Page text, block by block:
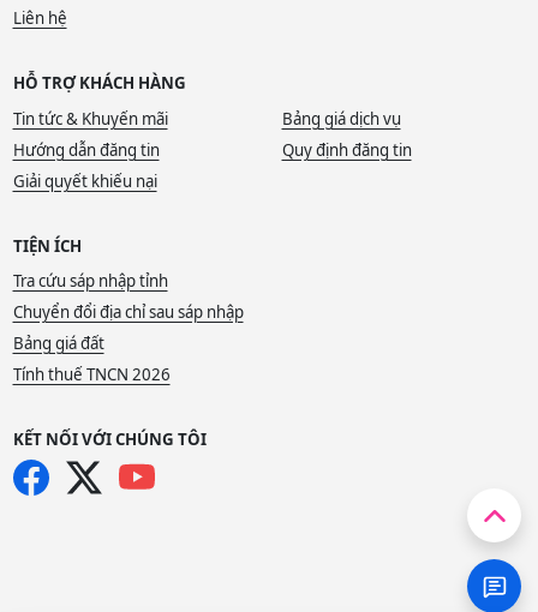
Liên hệ
HỖ TRỢ KHÁCH HÀNG
Tin tức & Khuyến mãi
Bảng giá dịch vụ
Hướng dẫn đăng tin
Quy định đăng tin
Giải quyết khiếu nại
TIỆN ÍCH
Tra cứu sáp nhập tỉnh
Chuyển đổi địa chỉ sau sáp nhập
Bảng giá đất
Tính thuế TNCN 2026
KẾT NỐI VỚI CHÚNG TÔI